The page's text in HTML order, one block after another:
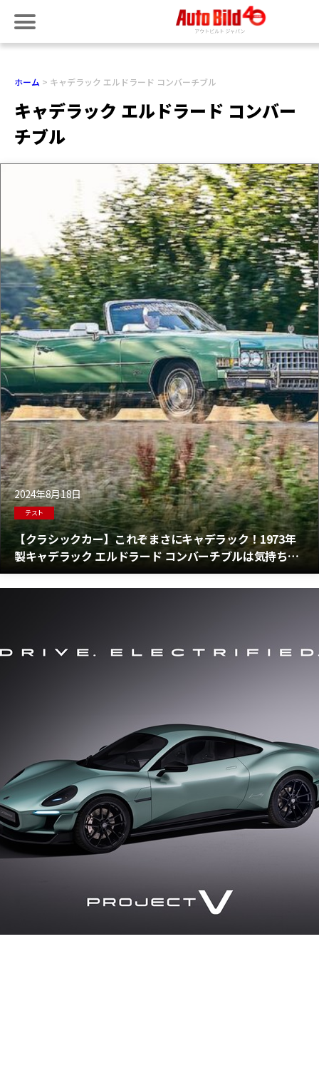
ホーム キャデラック エルドラード コンバーチブル
キャデラック エルドラード コンバー
チブル
2024年8月18日
テスト
【クラシックカー】これぞまさにキャデラック！1973年
製キャデラック エルドラード コンバーチブルは気持ち良
さ抜群だった